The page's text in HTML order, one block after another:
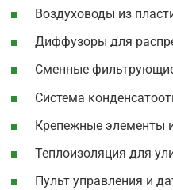
Воздуховоды из
Диффузоры для
Сменные
Система
Крепежные элементы
Теплоизоляция для
Пульт управления и